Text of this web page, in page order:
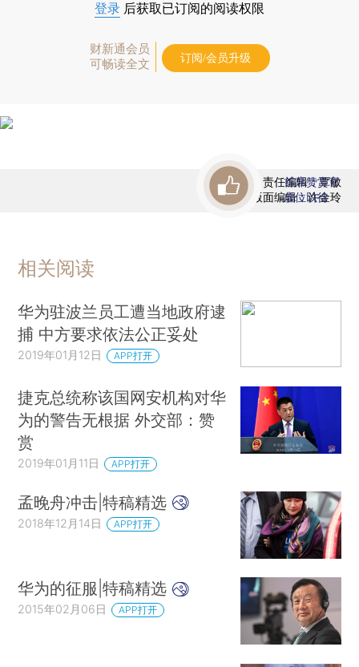
登录 后获取已订阅的阅读权限
财新通会员
可畅读全文
订阅/会员升级
责任编辑：覃敏
版面编辑：许金玲
首席赞赏官
虚位以待
相关阅读
华为驻波兰员工遭当地政府逮
捕 中方要求依法公正妥处
2019年01月12日 APP打开
捷克总统称该国网安机构对华
为的警告无根据 外交部：赞
赏
2019年01月11日 APP打开
孟晚舟冲击|特稿精选
2018年12月14日 APP打开
华为的征服|特稿精选
2015年02月06日 APP打开